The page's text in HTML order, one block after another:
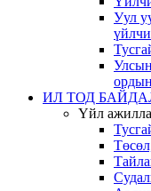
Уул
ИЛ ТОД
Үйл